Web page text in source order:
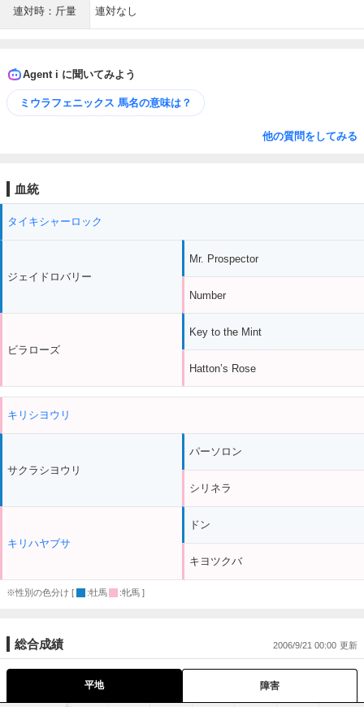
連対時：斤量 連対なし
Agent i に聞いてみよう
ミウラフェニックス 馬名の意味は？
他の質問をしてみる
血統
タイキシャーロック
ジェイドロバリー
ビラローズ
Mr. Prospector
Number
Key to the Mint
Hatton’s Rose
キリシヨウリ
サクラシヨウリ
キリハヤブサ
パーソロン
シリネラ
ドン
キヨツクバ
※性別の色分け [ :牡馬 :牝馬 ]
総合成績 2006/9/21 00:00
平地 障害